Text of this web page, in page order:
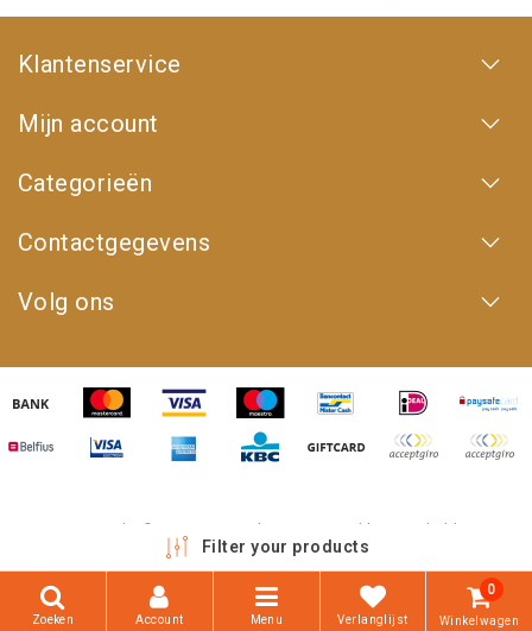
Klantenservice
Mijn account
Categorieën
Contactgegevens
Volg ons
Copyright © 2026 - 4WD Shop | Powered by emarkable
Filter your products
Zoeken Account Menu Verlanglijst
0
Winkelwagen